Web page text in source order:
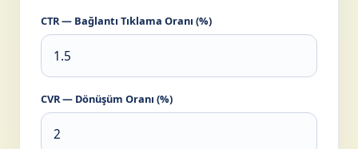
CTR — Bağlantı Tıklama Oranı (%)
CVR — Dönüşüm Oranı (%)